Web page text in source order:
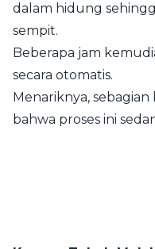
dalam hidung
sempit.
Beberapa jam
secara otomatis.
Menariknya,
bahwa proses ini